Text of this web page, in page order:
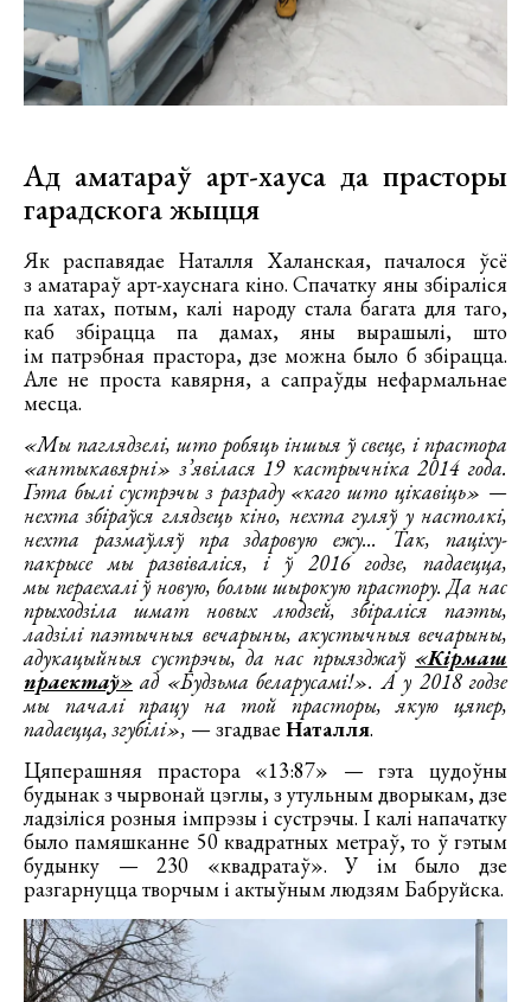
Ад аматараў арт-хауса да прасторы
гарадскога жыцця
Як распавядае Наталля Халанская, пачалося ўсё
з аматараў арт-хауснага кіно. Спачатку яны збіраліся
па хатах, потым, калі народу стала багата для таго,
каб збірацца па дамах, яны вырашылі, што
ім патрэбная прастора, дзе можна было б збірацца.
Але не проста кавярня, а сапраўды нефармальнае
месца.
«Мы паглядзелі, што робяць іншыя ў свеце, і прастора
«антыкавярні» з’явілася 19 кастрычніка 2014 года.
Гэта былі сустрэчы з разраду «каго што цікавіць» —
нехта збіраўся глядзець кіно, нехта гуляў у настолкі,
нехта размаўляў пра здаровую ежу... Так, паціху-
пакрысе мы развіваліся, і ў 2016 годзе, падаецца,
мы пераехалі ў новую, больш шырокую прастору. Да нас
прыходзіла шмат новых людзей, збіраліся паэты,
ладзілі паэтычныя вечарыны, акустычныя вечарыны,
адукацыйныя сустрэчы, да нас прыязджаў «Кірмаш
праектаў» ад «Будзьма беларусамі!». А у 2018 годзе
мы пачалі працу на той прасторы, якую цяпер,
падаецца, згубілі», — згадвае Наталля.
Цяперашняя прастора «13:87» — гэта цудоўны
будынак з чырвонай цэглы, з утульным дворыкам, дзе
ладзіліся розныя імпрэзы і сустрэчы. І калі напачатку
было памяшканне 50 квадратных метраў, то ў гэтым
будынку — 230 «квадратаў». У ім было дзе
разгарнуцца творчым і актыўным людзям Бабруйска.